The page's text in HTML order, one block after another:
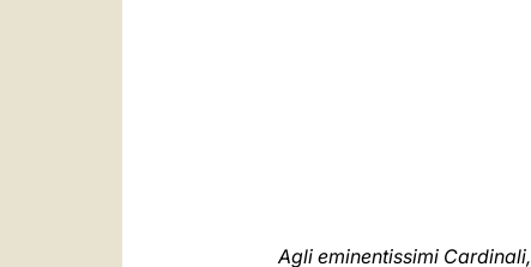
Agli eminentissimi Cardinali,